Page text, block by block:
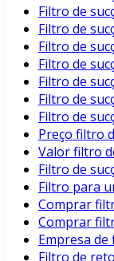
Filtro de
Filtro de
Filtro de
Filtro de
Filtro de
Filtro de
Filtro de
Preço filtro
Valor filtro
Filtro de
Filtro para
Comprar
Comprar
Empresa
Filtro de